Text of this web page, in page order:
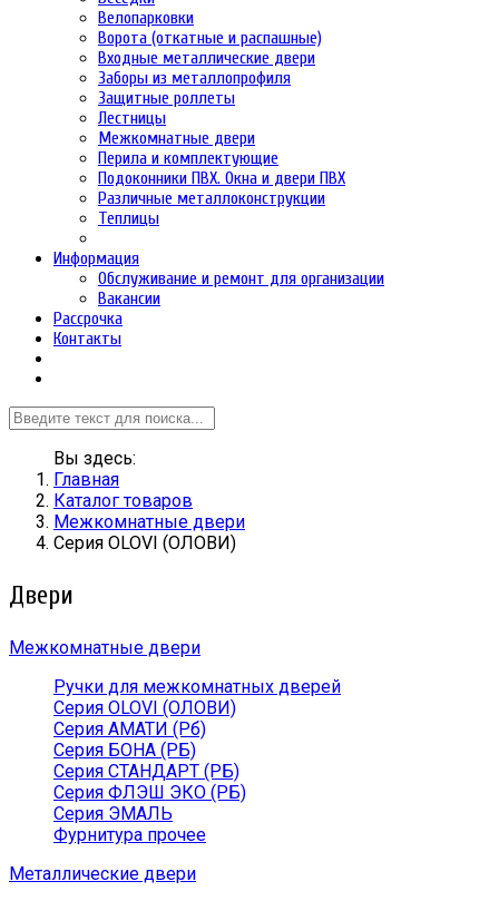
Велопарковки
Ворота (откатные и распашные)
Входные металлические двери
Заборы из металлопрофиля
Защитные роллеты
Лестницы
Межкомнатные двери
Перила и комплектующие
Подоконники ПВХ. Окна и двери ПВХ
Различные металлоконструкции
Теплицы
Информация
Обслуживание и ремонт для организации
Вакансии
Рассрочка
Контакты
Вы здесь:
Главная
Каталог товаров
Межкомнатные двери
Серия OLOVI (ОЛОВИ)
Двери
Межкомнатные двери
Ручки для межкомнатных дверей
Серия OLOVI (ОЛОВИ)
Серия АМАТИ (Рб)
Серия БОНА (РБ)
Серия СТАНДАРТ (РБ)
Серия ФЛЭШ ЭКО (РБ)
Серия ЭМАЛЬ
Фурнитура прочее
Металлические двери